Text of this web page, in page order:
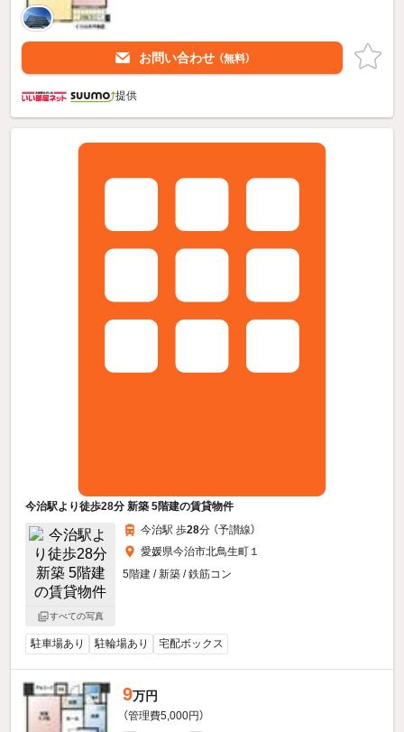
お問い合わせ （無料）
提供
今治駅より徒歩28分 新築 5階建の賃貸物件
すべての写真
今治駅 歩28分 （予讃線）
愛媛県今治市北鳥生町１
5階建 / 新築 / 鉄筋コン
駐車場あり 駐輪場あり 宅配ボックス
9万円
（管理費5,000円）